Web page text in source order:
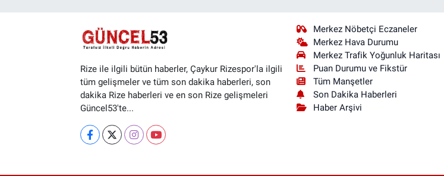
Rize ile ilgili bütün haberler, Çaykur Rizespor'la ilgili
tüm gelişmeler ve tüm son dakika haberleri, son
dakika Rize haberleri ve en son Rize gelişmeleri
Güncel53'te...
Merkez Nöbetçi Eczaneler
Merkez Hava Durumu
Merkez Trafik Yoğunluk Haritası
Puan Durumu ve Fikstür
Tüm Manşetler
Son Dakika Haberleri
Haber Arşivi